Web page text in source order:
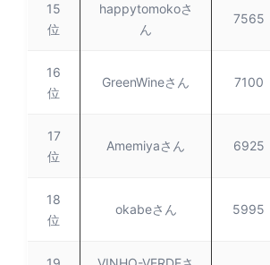
15
位
happytomokoさ
ん
7565
16
位
GreenWineさん 7100
17
位
Amemiyaさん 6925
18
位
okabeさん 5995